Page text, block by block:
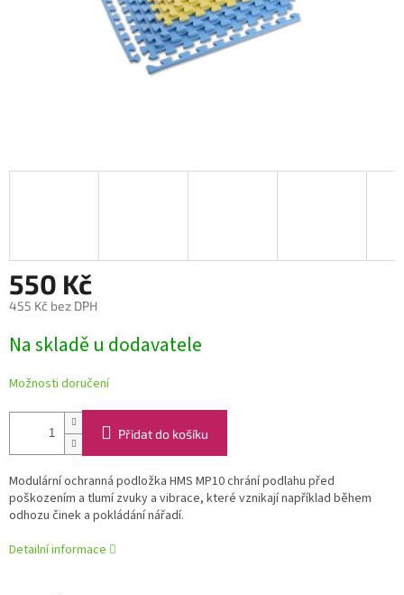
550 Kč
455 Kč bez DPH
cena:
Na skladě u dodavatele
Možnosti doručení
Přidat do košíku
Modulární ochranná podložka HMS MP10 chrání podlahu před
poškozením a tlumí zvuky a vibrace, které vznikají například během
odhozu činek a pokládání nářadí.
Detailní informace